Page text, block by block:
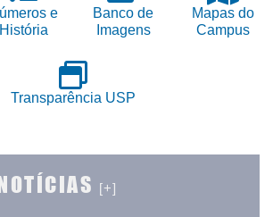
e
História
Banco de
Imagens
Mapas do
Campus
Transparência USP
[+]